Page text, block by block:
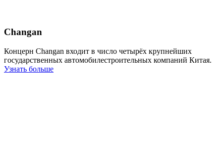
Changan
Концерн Changan входит в число четырёх крупнейших
государственных автомобилестроительных компаний Китая.
Узнать больше